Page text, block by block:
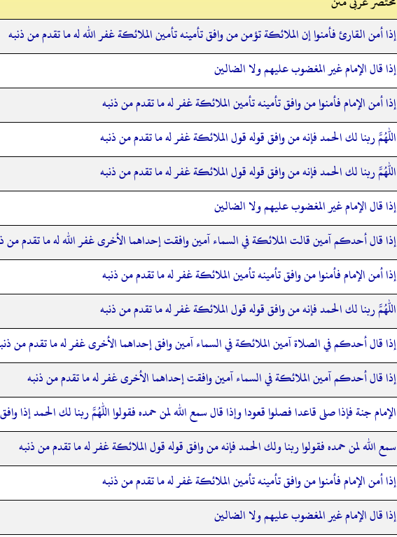
إذا أمن القارئ فأمنوا إن الملائكة تؤمن من وافق تأمينه تأمين الملائكة غفر الله له ما تقدم من ذنبه
إذا قال الإمام غير المغضوب عليهم ولا الضالين
إذا أمن الإمام فأمنوا من وافق تأمينه تأمين الملائكة غفر له ما تقدم من ذنبه
اللهم ربنا لك الحمد فإنه من وافق قوله قول الملائكة غفر له ما تقدم من ذنبه
اللهم ربنا لك الحمد فإنه من وافق قوله قول الملائكة غفر له ما تقدم من ذنبه
إذا قال الإمام غير المغضوب عليهم ولا الضالين
إذا قال أحدكم آمين قالت الملائكة في السماء آمين وافقت إحداهما الأخرى غفر الله له ما تقدم من
إذا أمن الإمام فأمنوا من وافق تأمينه تأمين الملائكة غفر له ما تقدم من ذنبه
اللهم ربنا لك الحمد فإنه من وافق قوله قول الملائكة غفر له ما تقدم من ذنبه
إذا قال أحدكم في الصلاة آمين الملائكة في السماء آمين وافق إحداهما الأخرى غفر له ما تقدم من
إذا قال أحدكم آمين الملائكة في السماء آمين وافقت إحداهما الأخرى غفر له ما تقدم من ذنبه
الإمام جنة فإذا صلى قاعدا فصلوا قعودا وإذا قال سمع الله لمن حمده فقولوا اللهم ربنا لك الحمد
سمع الله لمن حمده فقولوا ربنا ولك الحمد فإنه من وافق قوله قول الملائكة غفر له ما تقدم من ذنبه
إذا أمن الإمام فأمنوا من وافق تأمينه تأمين الملائكة غفر له ما تقدم من ذنبه
إذا قال الإمام غير المغضوب عليهم ولا الضالين